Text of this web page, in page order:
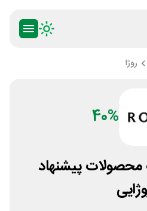
روژا
40%
محصولات پیشنهاد